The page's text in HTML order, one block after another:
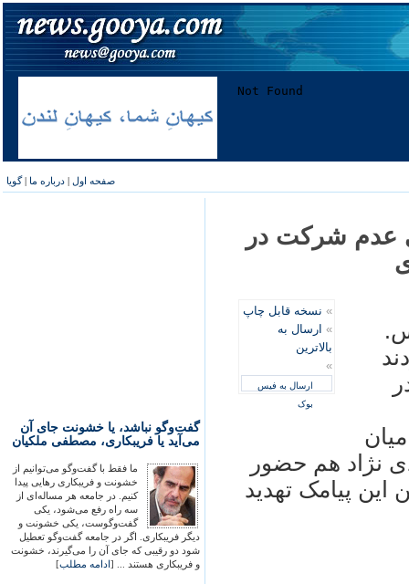
صفحه اول | درباره ما |گویا
گفت‌وگو نباشد، یا خشونت جای آن
می‌آید یا فریبکاری، مصطفی ملکیان
ما فقط با گفت‌وگو می‌توانیم از
خشونت و فریبکاری رهایی پیدا
کنیم. در جامعه هر مساله‌ای از
سه راه رفع می‌شود، یکی
گفت‌وگوست، یکی خشونت و
دیگر فریبکاری. اگر در جامعه گفت‌وگو تعطیل
شود دو رقیبی که جای آن را می‌گیرند، خشونت
و فریبکاری هستند ... [ادامه مطلب]
عدم شرکت در
» نسخه قابل چاپ
» ارسال به
بالاترین
»
ارسال به فیس
بوک
نژاد هم حضور
پيامک تهديد